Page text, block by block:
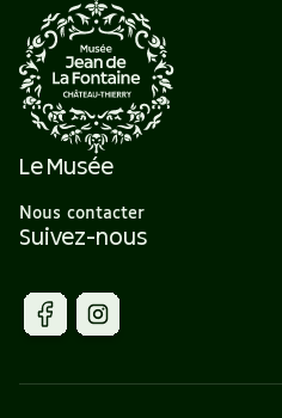
Le Musée
Nous contacter
Suivez-nous